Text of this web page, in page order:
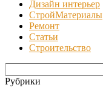
Дизайн интерьер
СтройМатериалы
Ремонт
Статьи
Строительство
Рубрики